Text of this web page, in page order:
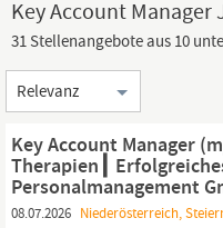
Key Account
31 Stellenangebote aus 10
Sortierung
Key Account Manager
Therapien┃
Personalmanagement
08.07.2026 Niederösterreich,